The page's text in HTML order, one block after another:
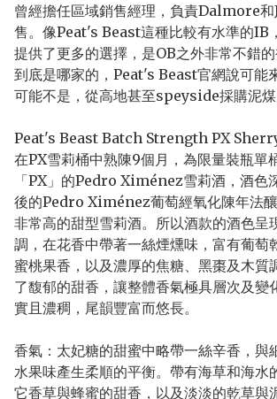
曾經擔任區域銷售經理，負責Dalmore
售。像Peat's Beast這種比較有水準的IB
提供了更多的選擇，是OB之外非常不錯
到底是哪家的，Peat's Beast官網說可能
可能不是，從高地甚至speyside採購泥
Peat's Beast Batch Strength PX
在PX雪莉桶中熟陳9個月，為限量裝瓶單
「PX」的Pedro Ximénez雪莉酒，酒色
後的Pedro Ximénez葡萄經氧化陳年法
非常高的甜型雪莉酒。所以酒款的酒色呈
調，在花香中帶著一絲煙燻味，富有葡萄
蜜桃果香，以及濃厚的焦糖、黑棗及木質
了馥郁的甜香，讓整體香氣極具層次及變
實且濃稠，尾韻豐富而悠長。
香氣：太妃糖的甜蜜中略帶一絲辛香，與
水果味產生柔順的平衡。帶有海草和海水
它香草與蜂蜜的甜香，以及淡淡的乾草與